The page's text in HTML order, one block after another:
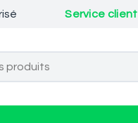
Service client